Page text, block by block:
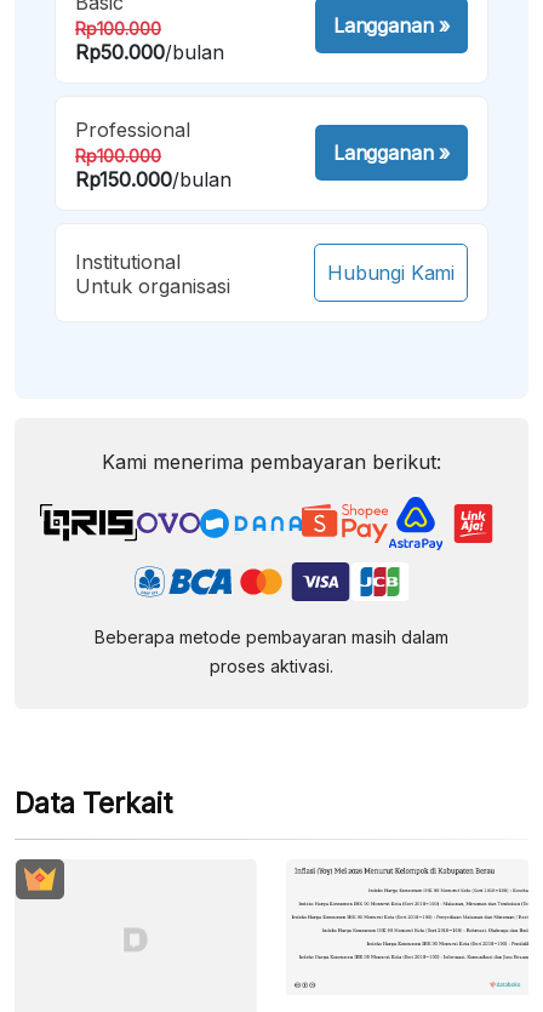
Rp100.000
Rp50.000/bulan
Langganan»
Professional
Rp100.000
Rp150.000/bulan
Langganan»
Institutional
Untuk organisasi
Hubungi Kami
Kami menerima pembayaran berikut:
Beberapa metode pembayaran masih dalam
proses aktivasi.
Data Terkait